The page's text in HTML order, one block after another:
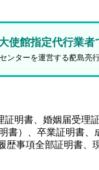
使館指定代行業者
ターを運営する蓜島亮
明書、婚姻届受理
）、卒業証明書、
歴事項全部証明書